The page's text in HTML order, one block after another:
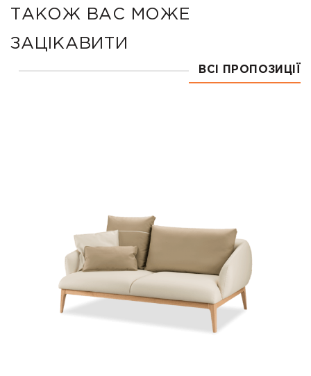
ТАКОЖ ВАС МОЖЕ
ЗАЦІКАВИТИ
ВСІ ПРОПОЗИЦІЇ